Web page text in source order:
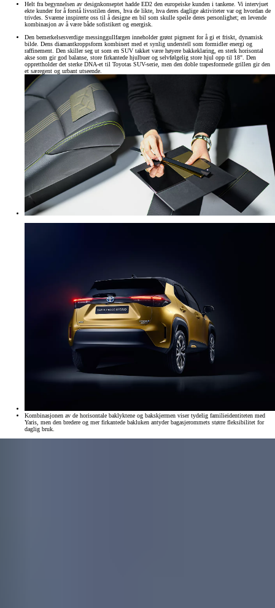
Helt fra begynnelsen av designkonseptet hadde ED2 den europeiske kunden i tankene. Vi intervjuet
ekte kunder for å forstå livsstilen deres, hva de likte, hva deres daglige aktiviteter var og hvordan de
trivdes. Svarene inspirerte oss til å designe en bil som skulle speile deres personlighet; en levende
kombinasjon av å være både sofistikert og energisk.
Den bemerkelsesverdige messinggullfargen inneholder grønt pigment for å gi et friskt, dynamisk
bilde. Dens diamantkroppsform kombinert med et synlig understell som formidler energi og
raffinement. Den skiller seg ut som en SUV takket være høyere bakkeklaring, en sterk horisontal
akse som gir god balanse, store firkantede hjulbuer og selvfølgelig store hjul opp til 18". Den
opprettholder det sterke DNA-et til Toyotas SUV-serie, men den doble trapesformede grillen gir den
et særegent og urbant utseende.
Kombinasjonen av de horisontale baklyktene og bakskjermen viser tydelig familieidentiteten med
Yaris, men den bredere og mer firkantede bakluken antyder bagasjerommets større fleksibilitet for
daglig bruk.